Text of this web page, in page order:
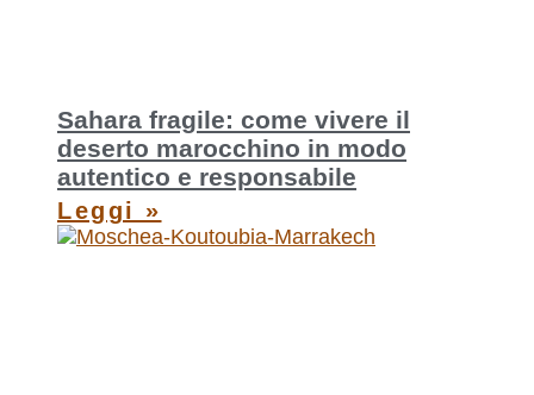
Sahara fragile: come vivere il
deserto marocchino in modo
autentico e responsabile
Leggi »